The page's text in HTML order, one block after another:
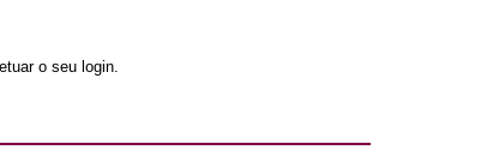
o seu login.